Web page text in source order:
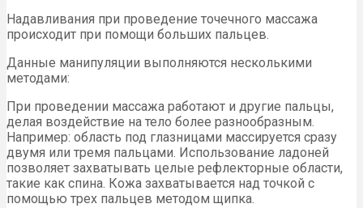
Надавливания при проведение точечного массажа
происходит при помощи больших пальцев.
Данные манипуляции выполняются несколькими
методами:
При проведении массажа работают и другие пальцы,
делая воздействие на тело более разнообразным.
Например: область под глазницами массируется сразу
двумя или тремя пальцами. Использование ладоней
позволяет захватывать целые рефлекторные области,
такие как спина. Кожа захватывается над точкой с
помощью трех пальцев методом щипка.